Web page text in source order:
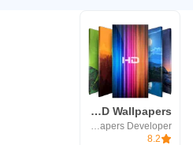
HD Wallpapers (خلفيات)
HD Wallpapers Developer
8.2